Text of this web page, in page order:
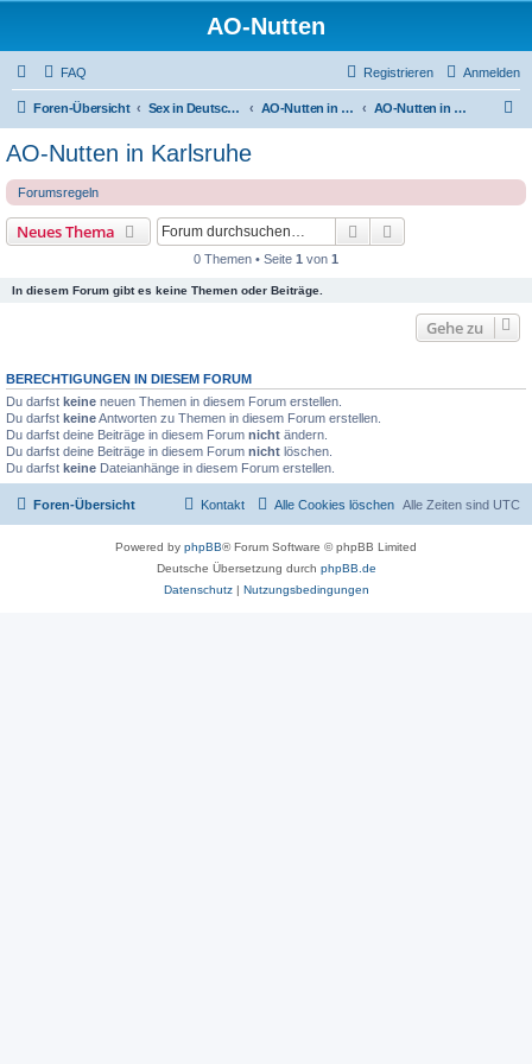
AO-Nutten
FAQ Anmelden
Registrieren
Foren-Übersicht Sex in Deutschland AO-Nutten in Baden-Würtenberg AO-Nutten in Karlsruhe
AO-Nutten in Karlsruhe
Forumsregeln
Neues Thema Suche
0 Themen • Seite 1 von 1
In diesem Forum gibt es keine Themen oder Beiträge.
Gehe zu
BERECHTIGUNGEN IN DIESEM FORUM
Du darfst keine neuen Themen in diesem Forum erstellen.
Du darfst keineAntworten zu Themen in diesem Forum erstellen.
Du darfst deine Beiträge in diesem Forum nicht ändern.
Du darfst deine Beiträge in diesem Forum nicht löschen.
Du darfst keine Dateianhänge in diesem Forum erstellen.
Foren-Übersicht Alle Zeiten sind UTC
Alle Cookies löschen
Kontakt
Powered by phpBB® Forum Software © phpBB Limited
Deutsche Übersetzung durch phpBB.de
Datenschutz| Nutzungsbedingungen